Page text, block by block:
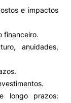
e impactos
financeiro.
anuidades,
longo prazos: